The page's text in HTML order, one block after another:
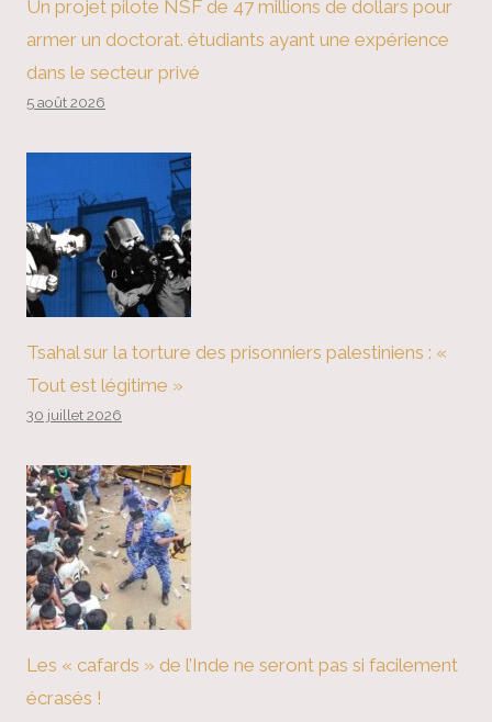
Un projet pilote NSF de 47 millions de dollars pour
armer un doctorat. étudiants ayant une expérience
dans le secteur privé
5 août 2026
Tsahal sur la torture des prisonniers palestiniens : «
Tout est légitime »
30 juillet 2026
Les « cafards » de l’Inde ne seront pas si facilement
écrasés !